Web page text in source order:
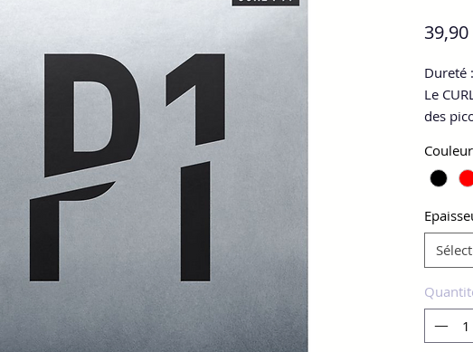
39,90
Dureté
Le
des
des
c’est
Couleur